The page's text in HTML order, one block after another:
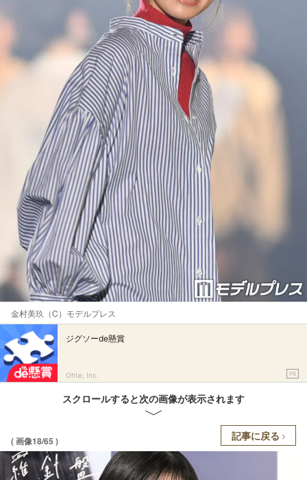
金村美玖（C）モデルプレス
ジグソーde懸賞
Ohte, Inc. PR
スクロールすると次の画像が表示されます
( 画像18/65 ) 記事に戻る